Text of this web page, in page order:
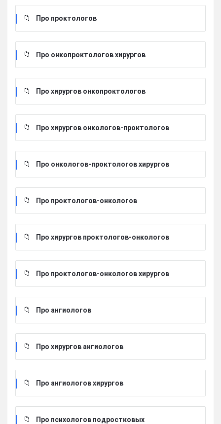
Про проктологов
Про онкопроктологов хирургов
Про хирургов онкопроктологов
Про хирургов онкологов-проктологов
Про онкологов-проктологов хирургов
Про проктологов-онкологов
Про хирургов проктологов-онкологов
Про проктологов-онкологов хирургов
Про ангиологов
Про хирургов ангиологов
Про ангиологов хирургов
Про психологов подростковых